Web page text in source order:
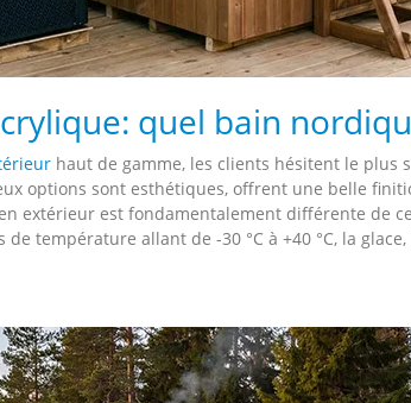
quel bain
haut de gamme, les clients hésitent le plus
options sont esthétiques, offrent une belle
extérieur est fondamentalement différente de
température allant de -30 °C à +40 °C, la glace,